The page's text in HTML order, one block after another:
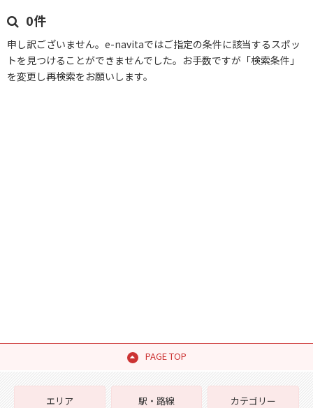
0件
申し訳ございません。e-navitaではご指定の条件に該当するスポッ
トを見つけることができませんでした。お手数ですが「検索条件」
を変更し再検索をお願いします。
PAGE TOP
エリア
駅・路線
カテゴリー